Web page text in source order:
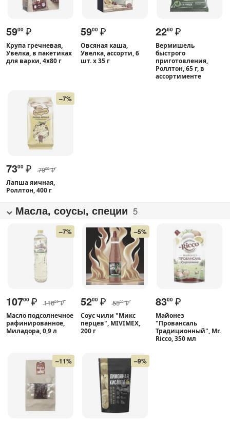
5900 ₽
Крупа гречневая,
Увелка, в пакетиках
для варки, 4х80 г
5900 ₽
Овсяная каша,
Увелка, ассорти, 6
шт. х 35 г
2260 ₽
Вермишель
быстрого
приготовления,
Роллтон, 65 г, в
ассортименте
–7%
7300 ₽ 7900 ₽
Лапша яичная,
Роллтон, 400 г
Масла, соусы, специи 5
–7%
10700 ₽ 11600 ₽
Масло подсолнечное
рафинированное,
Миладора, 0,9 л
–5%
5200 ₽ 5500 ₽
Соус чили "Микс
перцев", MIVIMEX,
200 г
8300 ₽
Майонез
"Провансаль
Традиционный", Mr.
Ricco, 350 мл
–11% –9%